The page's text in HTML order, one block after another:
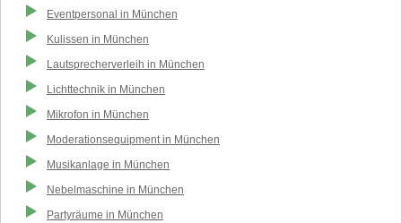
Eventpersonal in München
Kulissen in München
Lautsprecherverleih in München
Lichttechnik in München
Mikrofon in München
Moderationsequipmentin München
Musikanlage in München
Nebelmaschine in München
Partyräume in München